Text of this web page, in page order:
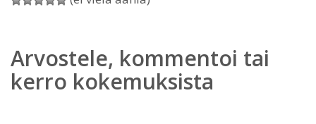
Arvostele, kommentoi tai
kerro kokemuksista